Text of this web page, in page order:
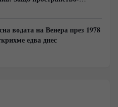
две измерения
водата на Венера през 1978
едва днес